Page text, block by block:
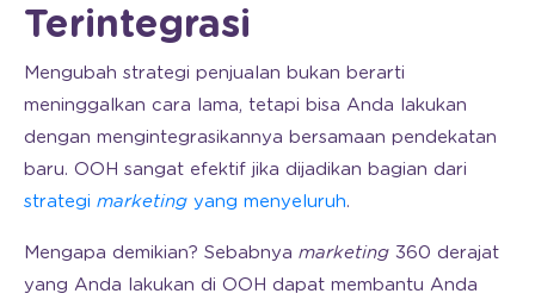
Terintegrasi
Mengubah strategi penjualan bukan berarti
meninggalkan cara lama, tetapi bisa Anda lakukan
dengan mengintegrasikannya bersamaan pendekatan
baru. OOH sangat efektif jika dijadikan bagian dari
strategi marketing yang menyeluruh.
Mengapa demikian? Sebabnya marketing 360 derajat
yang Anda lakukan di OOH dapat membantu Anda